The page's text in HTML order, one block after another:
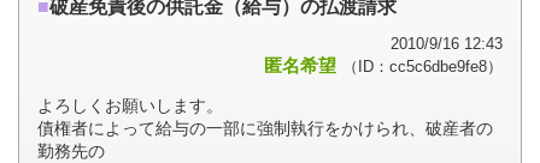
■破産免責後の供託金（給与）の払渡請求
2010/9/16 12:43
匿名希望 （ID：cc5c6dbe9fe8）
よろしくお願いします。
債権者によって給与の一部に強制執行をかけられ、破産者の
勤務先の